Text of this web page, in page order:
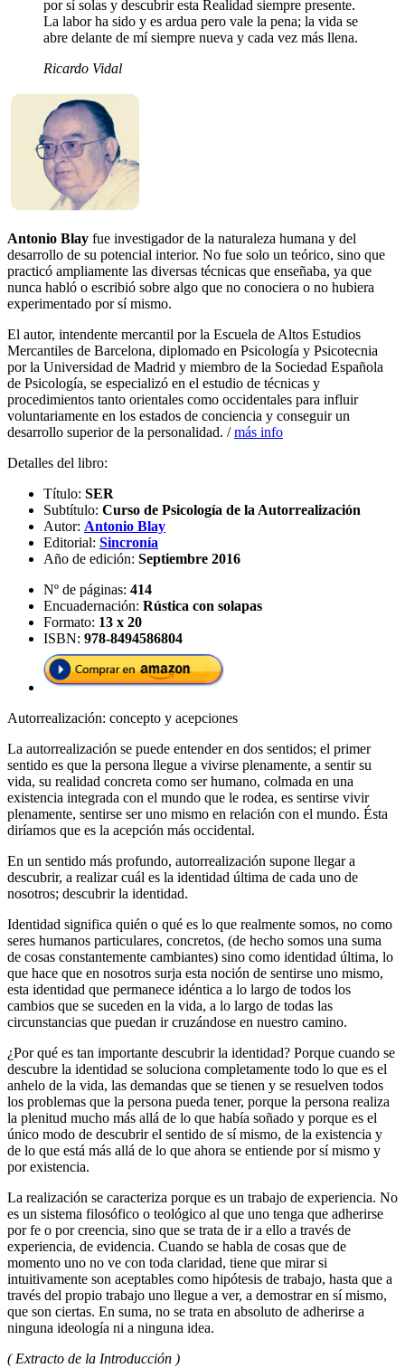
por sí solas y descubrir esta Realidad siempre presente.
La labor ha sido y es ardua pero vale la pena; la vida se
abre delante de mí siempre nueva y cada vez más llena.
Ricardo Vidal
Antonio Blay fue investigador de la naturaleza humana y del
desarrollo de su potencial interior. No fue solo un teórico, sino que
practicó ampliamente las diversas técnicas que enseñaba, ya que
nunca habló o escribió sobre algo que no conociera o no hubiera
experimentado por sí mismo.
El autor, intendente mercantil por la Escuela de Altos Estudios
Mercantiles de Barcelona, diplomado en Psicología y Psicotecnia
por la Universidad de Madrid y miembro de la Sociedad Española
de Psicología, se especializó en el estudio de técnicas y
procedimientos tanto orientales como occidentales para influir
voluntariamente en los estados de conciencia y conseguir un
desarrollo superior de la personalidad. /más info
Detalles del libro:
Título: SER
Subtítulo: Curso de Psicología de la Autorrealización
Autor: Antonio Blay
Editorial: Sincronía
Año de edición: Septiembre 2016
Nº de páginas: 414
Encuadernación: Rústica con solapas
Formato: 13 x 20
ISBN: 978-8494586804
Autorrealización: concepto y acepciones
La autorrealización se puede entender en dos sentidos; el primer
sentido es que la persona llegue a vivirse plenamente, a sentir su
vida, su realidad concreta como ser humano, colmada en una
existencia integrada con el mundo que le rodea, es sentirse vivir
plenamente, sentirse ser uno mismo en relación con el mundo. Ésta
diríamos que es la acepción más occidental.
En un sentido más profundo, autorrealización supone llegar a
descubrir, a realizar cuál es la identidad última de cada uno de
nosotros; descubrir la identidad.
Identidad significa quién o qué es lo que realmente somos, no como
seres humanos particulares, concretos, (de hecho somos una suma
de cosas constantemente cambiantes) sino como identidad última, lo
que hace que en nosotros surja esta noción de sentirse uno mismo,
esta identidad que permanece idéntica a lo largo de todos los
cambios que se suceden en la vida, a lo largo de todas las
circunstancias que puedan ir cruzándose en nuestro camino.
¿Por qué es tan importante descubrir la identidad? Porque cuando se
descubre la identidad se soluciona completamente todo lo que es el
anhelo de la vida, las demandas que se tienen y se resuelven todos
los problemas que la persona pueda tener, porque la persona realiza
la plenitud mucho más allá de lo que había soñado y porque es el
único modo de descubrir el sentido de sí mismo, de la existencia y
de lo que está más allá de lo que ahora se entiende por sí mismo y
por existencia.
La realización se caracteriza porque es un trabajo de experiencia. No
es un sistema filosófico o teológico al que uno tenga que adherirse
por fe o por creencia, sino que se trata de ir a ello a través de
experiencia, de evidencia. Cuando se habla de cosas que de
momento uno no ve con toda claridad, tiene que mirar si
intuitivamente son aceptables como hipótesis de trabajo, hasta que a
través del propio trabajo uno llegue a ver, a demostrar en sí mismo,
que son ciertas. En suma, no se trata en absoluto de adherirse a
ninguna ideología ni a ninguna idea.
( Extracto de la Introducción )